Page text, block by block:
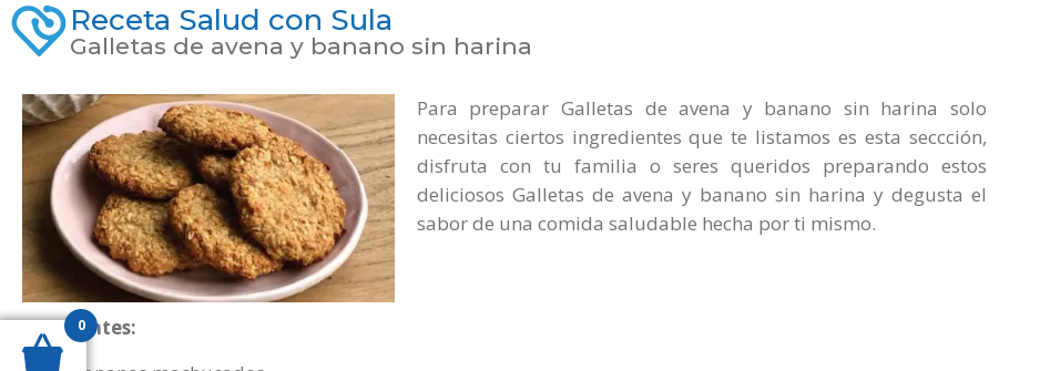
Receta Salud con Sula
Galletas de avena y banano sin harina
Para preparar Galletas de avena y banano sin harina solo
necesitas ciertos ingredientes que te listamos es esta seccción,
disfruta con tu familia o seres queridos preparando estos
deliciosos Galletas de avena y banano sin harina y degusta el
sabor de una comida saludable hecha por ti mismo.
Ingredientes:
0